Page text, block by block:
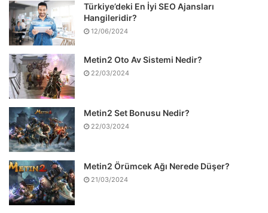
Türkiye’deki En İyi SEO Ajansları
Hangileridir?
12/06/2024
Metin2 Oto Av Sistemi Nedir?
22/03/2024
Metin2 Set Bonusu Nedir?
22/03/2024
Metin2 Örümcek Ağı Nerede Düşer?
21/03/2024